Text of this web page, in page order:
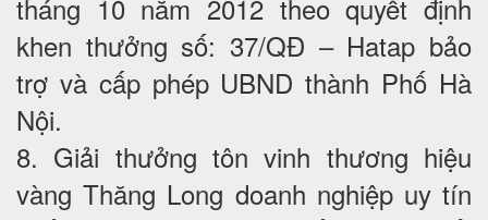
tháng 10 năm 2012 theo quyết định
khen thưởng số: 37/QĐ – Hatap bảo
trợ và cấp phép UBND thành Phố Hà
Nội.
8. Giải thưởng tôn vinh thương hiệu
vàng Thăng Long doanh nghiệp uy tín